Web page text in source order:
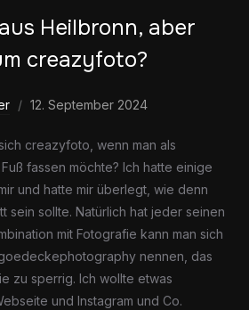
Heilbronn, aber
creazyfoto?
12. September 2024
creazyfoto, wenn man als
fassen möchte? Ich hatte einige
und hatte mir überlegt, wie denn
sein sollte. Natürlich hat jeder seinen
mit Fotografie kann man sich
nennen, das
zu sperrig. Ich wollte etwas
und Instagram und Co.